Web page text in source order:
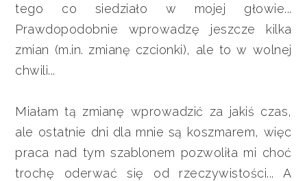
tego co siedziało w mojej głowie...
Prawdopodobnie wprowadzę jeszcze kilka
zmian (m.in. zmianę czcionki), ale to w wolnej
chwili...
Miałam tą zmianę wprowadzić za jakiś czas,
ale ostatnie dni dla mnie są koszmarem, więc
praca nad tym szablonem pozwoliła mi choć
trochę oderwać się od rzeczywistości... A